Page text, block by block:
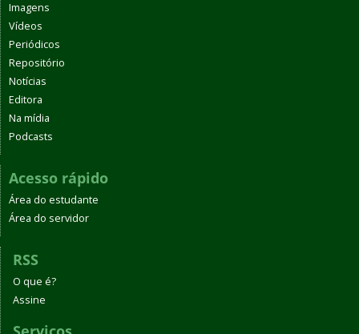
Imagens
Vídeos
Periódicos
Repositório
Notícias
Editora
Na mídia
Podcasts
Acesso rápido
Área do estudante
Área do servidor
RSS
O que é?
Assine